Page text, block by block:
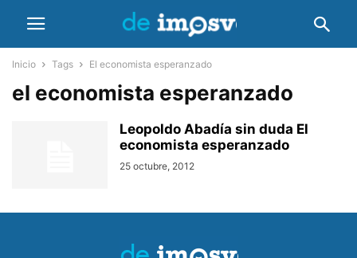
Inicio Tags El economista esperanzado
el economista esperanzado
Leopoldo Abadía sin duda El
economista esperanzado
25 octubre, 2012